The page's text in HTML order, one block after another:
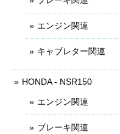
エンジン関連
キャブレター関連
HONDA - NSR150
エンジン関連
ブレーキ関連